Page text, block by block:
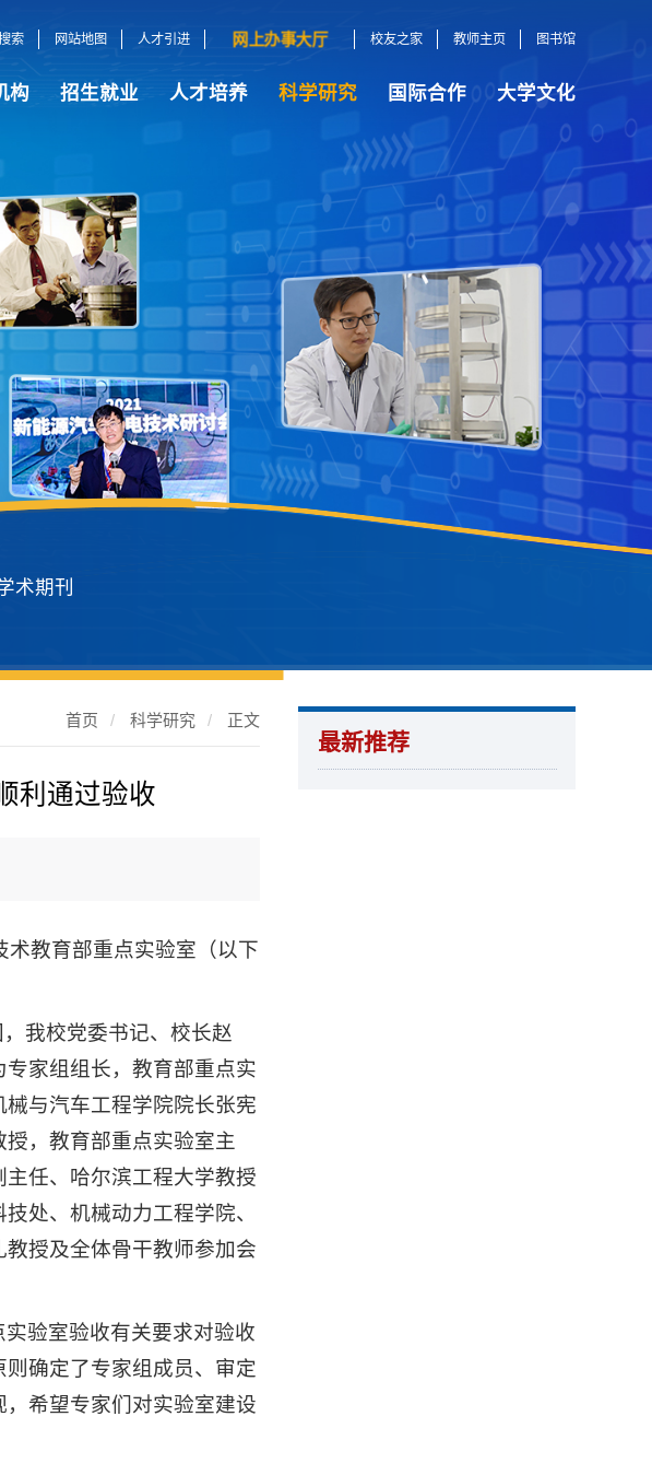
索 网站地图 人才引进 网上办事大厅 校友之家 教师主页 图书馆
构 招生就业 人才培养 科学研究 国际合作 大学文化
术期刊
首页 / 科学研究 / 正文
利通过验收
教育部重点实验室（以下
我校党委书记、校长赵
家组组长，教育部重点实
与汽车工程学院院长张宪
，教育部重点实验室主
任、哈尔滨工程大学教授
处、机械动力工程学院、
授及全体骨干教师参加会
验室验收有关要求对验收
确定了专家组成员、审定
希望专家们对实验室建设
最新推荐